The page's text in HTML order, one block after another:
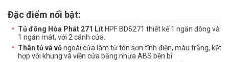
Đặc điểm nổi bật:
Tủ đông Hòa Phát 271 Lít HPF BD6271 thiết kế 1 ngăn đông và
1 ngăn mát, với 2 cánh cửa.
Thân tủ và vỏngoài cửa làm từ tôn sơn tĩnh điện, màu trắng, kết
hợp với khung và viền cửa bằng nhựa ABS bền bỉ.